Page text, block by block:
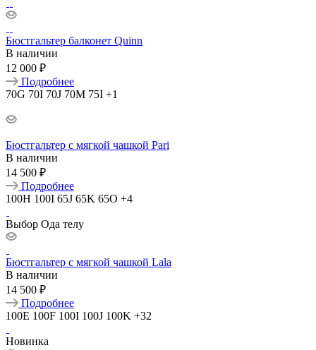
Бюстгальтер балконет Quinn
В наличии
12 000 ₽
Подробнее
70G 70I 70J 70M 75I +1
Бюстгальтер с мягкой чашкой Pari
В наличии
14 500 ₽
Подробнее
100H 100I 65J 65K 65O +4
Выбор Ода телу
Бюстгальтер с мягкой чашкой Lala
В наличии
14 500 ₽
Подробнее
100E 100F 100I 100J 100K +32
Новинка